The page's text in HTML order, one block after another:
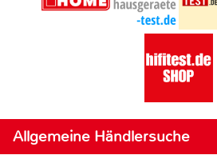
Allgemeine Händlersuche